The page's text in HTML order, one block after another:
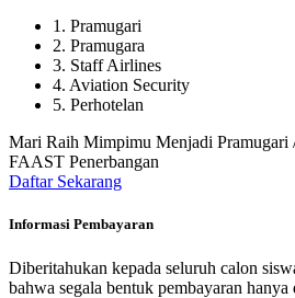
1. Pramugari
2. Pramugara
3. Staff Airlines
4. Aviation Security
5. Perhotelan
Mari Raih Mimpimu Menjadi Pramugari
FAAST Penerbangan
Daftar Sekarang
Informasi Pembayaran
Diberitahukan kepada seluruh calon
bahwa segala bentuk pembayaran